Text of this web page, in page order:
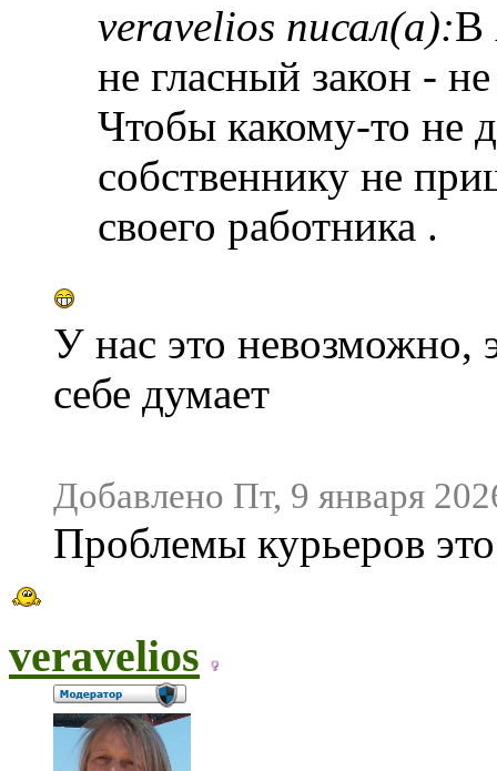
veravelios писал(а):В
не гласный закон - не
Чтобы какому-то не
собственнику не
своего работника .
У нас это
себе думает
Добавлено Пт, 9 января
Проблемы курьеров
veravelios